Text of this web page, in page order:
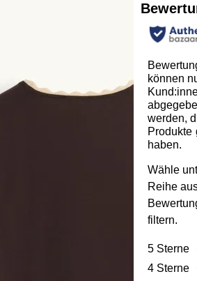
können
werden,
Produkte
haben.
Wähle
Reihe
filtern.
5 Sterne
4 Sterne